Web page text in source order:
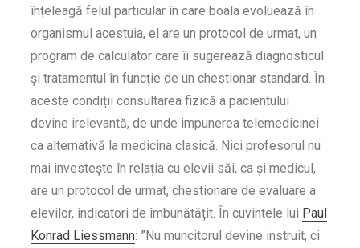
înțeleagă felul particular în care boala evoluează în
organismul acestuia, el are un protocol de urmat, un
program de calculator care îi sugerează diagnosticul
și tratamentul în funcție de un chestionar standard. În
aceste condiții consultarea fizică a pacientului
devine irelevantă, de unde impunerea telemedicinei
ca alternativă la medicina clasică. Nici profesorul nu
mai investește în relația cu elevii săi, ca și medicul,
are un protocol de urmat, chestionare de evaluare a
elevilor, indicatori de îmbunătățit. În cuvintele lui Paul
Konrad Liessmann: ”Nu muncitorul devine instruit, ci